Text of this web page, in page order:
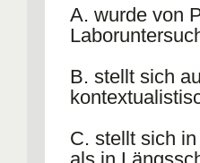
A. wurde von
B. stellt sich
C. stellt sich